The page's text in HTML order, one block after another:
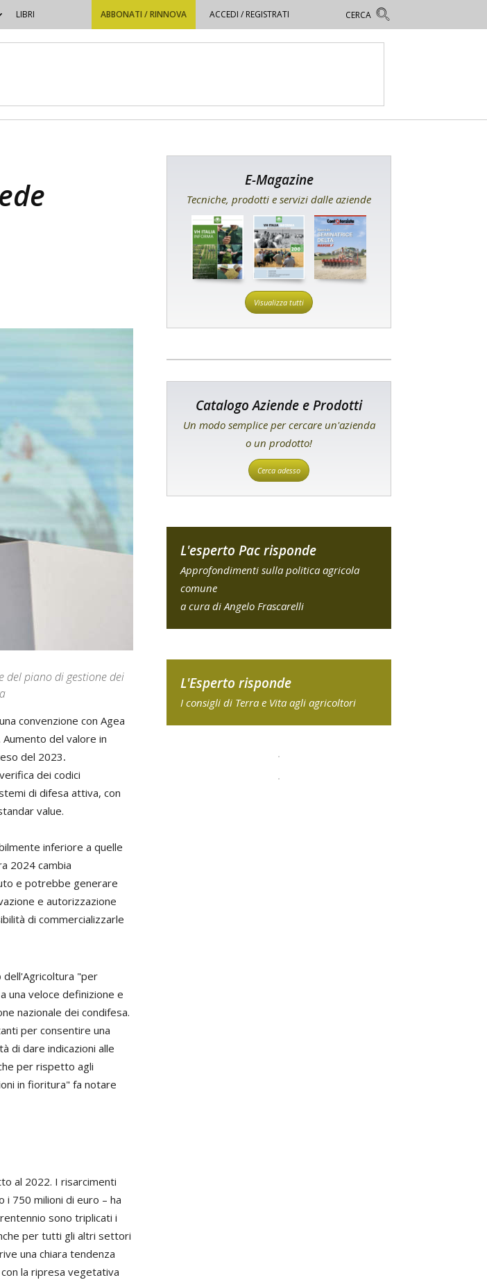
LIBRI ABBONATI / RINNOVA ACCEDI / REGISTRATI
del piano di gestione dei
convenzione con Agea
Aumento del valore in
del 2023.
dei codici
di difesa attiva, con
value.
inferiore a quelle
2024 cambia
e potrebbe generare
e autorizzazione
di commercializzarle
dell'Agricoltura "per
una veloce definizione e
nazionale dei condifesa.
per consentire una
di dare indicazioni alle
per rispetto agli
in fioritura" fa notare
al 2022. I risarcimenti
i 750 milioni di euro – ha
sono triplicati i
per tutti gli altri settori
una chiara tendenza
la ripresa vegetativa
E-Magazine
Tecniche, prodotti e servizi dalle aziende
Visualizza tutti
Catalogo Aziende e Prodotti
Un modo semplice per cercare un'azienda
o un prodotto!
Cerca adesso
L'esperto Pac risponde
Approfondimenti sulla politica agricola
comune
a cura di Angelo Frascarelli
L'Esperto risponde
I consigli di Terra e Vita agli agricoltori